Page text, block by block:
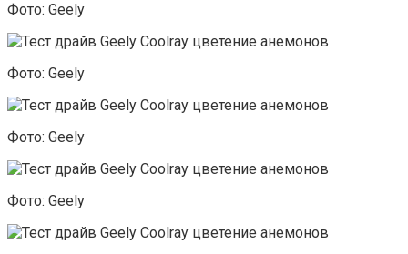
Фото: Geely
Фото: Geely
Фото: Geely
Фото: Geely